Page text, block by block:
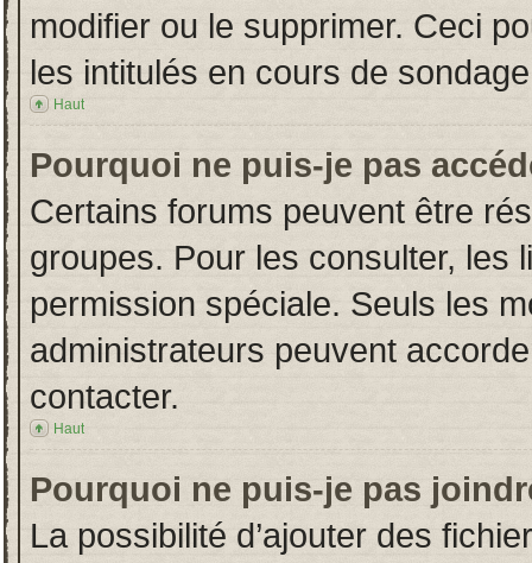
modifier ou le supprimer. Ceci
les intitulés en cours de
Haut
Pourquoi ne puis-je pas
Certains forums peuvent être
groupes. Pour les consulter, les
permission spéciale. Seuls les
administrateurs peuvent
contacter.
Haut
Pourquoi ne puis-je pas
La possibilité d’ajouter des